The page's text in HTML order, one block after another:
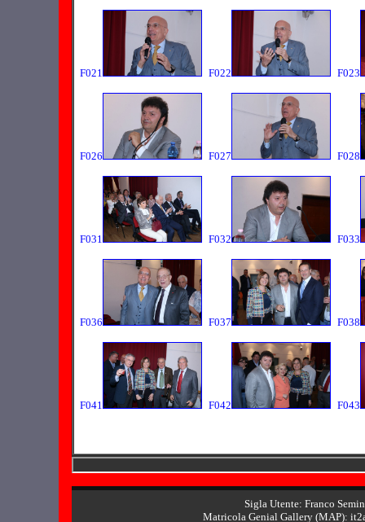
F021 F022 F023
F026 F027 F028
F031 F032 F033
F036 F037 F038
F041 F042 F043
Sigla Utente: Franco
Matricola Genial Gallery (MAP):